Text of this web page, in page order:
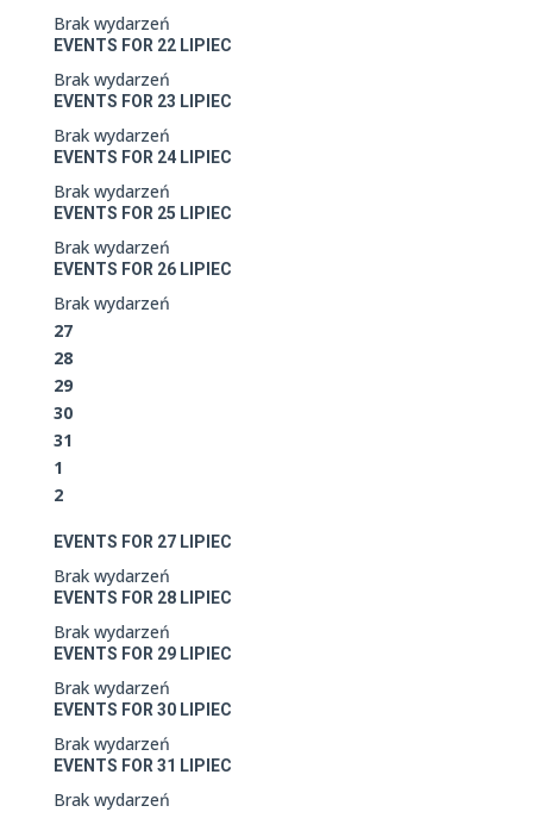
Brak wydarzeń
EVENTS FOR 22LIPIEC
Brak wydarzeń
EVENTS FOR 23 LIPIEC
Brak wydarzeń
EVENTS FOR 24LIPIEC
Brak wydarzeń
EVENTS FOR 25 LIPIEC
Brak wydarzeń
EVENTS FOR 26LIPIEC
Brak wydarzeń
27
28
29
30
31
1
2
EVENTS FOR 27LIPIEC
Brak wydarzeń
EVENTS FOR 28LIPIEC
Brak wydarzeń
EVENTS FOR 29LIPIEC
Brak wydarzeń
EVENTS FOR 30LIPIEC
Brak wydarzeń
EVENTS FOR 31 LIPIEC
Brak wydarzeń